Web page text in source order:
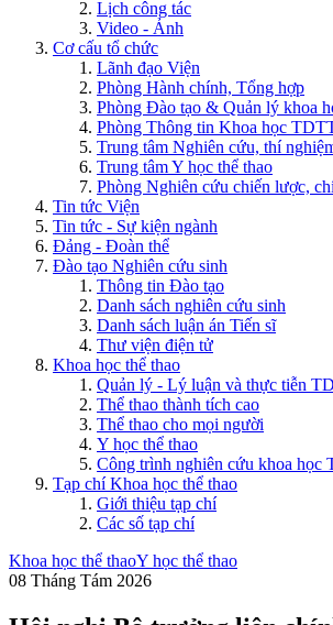
Lịch công tác
Video - Ảnh
Cơ cấu tổ chức
Lãnh đạo Viện
Phòng Hành chính, Tổng hợp
Phòng Đào tạo & Quản lý khoa
Phòng Thông tin Khoa học
Trung tâm Nghiên cứu, thí
Trung tâm Y học thể thao
Phòng Nghiên cứu chiến lược,
Tin tức Viện
Tin tức - Sự kiện ngành
Đảng - Đoàn thể
Đào tạo Nghiên cứu sinh
Thông tin Đào tạo
Danh sách nghiên cứu sinh
Danh sách luận án Tiến sĩ
Thư viện điện tử
Khoa học thể thao
Quản lý - Lý luận và thực tiễn
Thể thao thành tích cao
Thể thao cho mọi người
Y học thể thao
Công trình nghiên cứu khoa học
Tạp chí Khoa học thể thao
Giới thiệu tạp chí
Các số tạp chí
Khoa học thể thaoY học thể thao
08 Tháng Tám 2026